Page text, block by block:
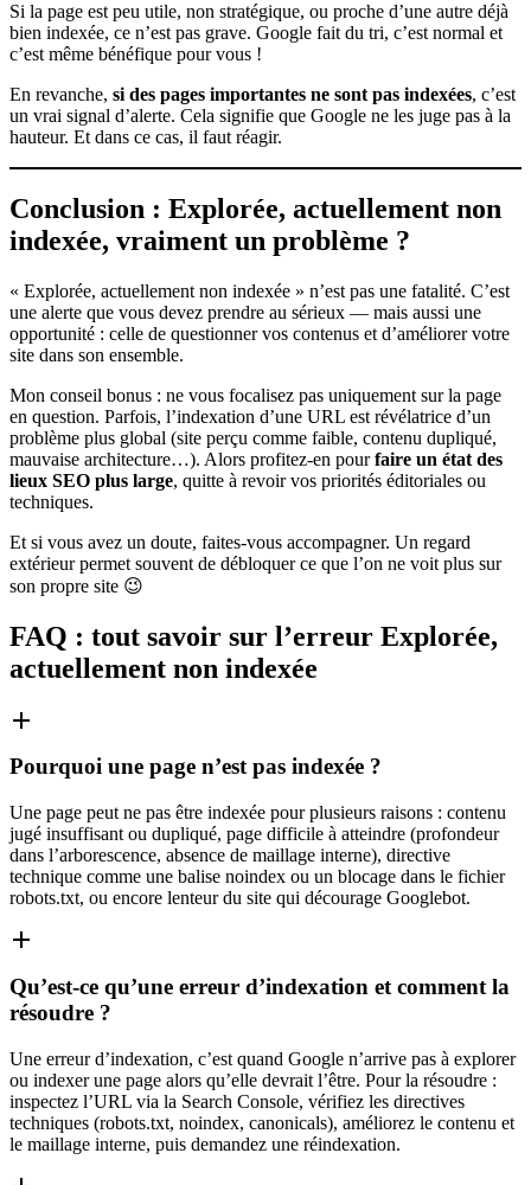
Si la page est peu utile, non stratégique, ou proche d’une autre déjà
bien indexée, ce n’est pas grave. Google fait du tri, c’est normal et
c’est même bénéfique pour vous !
En revanche, si des pages importantes ne sont pas indexées, c’est
un vrai signal d’alerte. Cela signifie que Google ne les juge pas à la
hauteur. Et dans ce cas, il faut réagir.
Conclusion : Explorée, actuellement non
indexée, vraiment un problème ?
« Explorée, actuellement non indexée » n’est pas une fatalité. C’est
une alerte que vous devez prendre au sérieux — mais aussi une
opportunité : celle de questionner vos contenus et d’améliorer votre
site dans son ensemble.
Mon conseil bonus : ne vous focalisez pas uniquement sur la page
en question. Parfois, l’indexation d’une URL est révélatrice d’un
problème plus global (site perçu comme faible, contenu dupliqué,
mauvaise architecture…). Alors profitez-en pourfaire un état des
lieux SEO plus large, quitte à revoir vos priorités éditoriales ou
techniques.
Et si vous avez un doute, faites-vous accompagner. Un regard
extérieur permet souvent de débloquer ce que l’on ne voit plus sur
son propre site 😉
FAQ : tout savoir sur l’erreur Explorée,
actuellement non indexée
Pourquoi une page n’est pas indexée ?
Une page peut ne pas être indexée pour plusieurs raisons : contenu
jugé insuffisant ou dupliqué, page difficile à atteindre (profondeur
dans l’arborescence, absence de maillage interne), directive
technique comme une balise noindex ou un blocage dans le fichier
robots.txt, ou encore lenteur du site qui décourage Googlebot.
Qu’est-ce qu’une erreur d’indexation et comment la
résoudre ?
Une erreur d’indexation, c’est quand Google n’arrive pas à explorer
ou indexer une page alors qu’elle devrait l’être. Pour la résoudre :
inspectez l’URL via la Search Console, vérifiez les directives
techniques (robots.txt, noindex, canonicals), améliorez le contenu et
le maillage interne, puis demandez une réindexation.